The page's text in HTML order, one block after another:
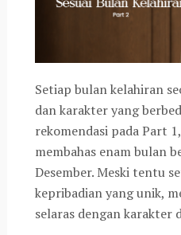
Setiap bulan kelahiran
dan karakter yang
rekomendasi pada Part
membahas enam bulan
Desember. Meski tentu
kepribadian yang unik,
selaras dengan karakter